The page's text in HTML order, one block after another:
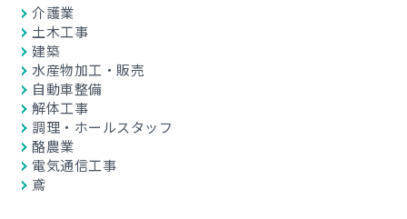
介護業
土木工事
建築
水産物加工・販売
自動車整備
解体工事
調理・ホールスタッフ
酪農業
電気通信工事
鳶